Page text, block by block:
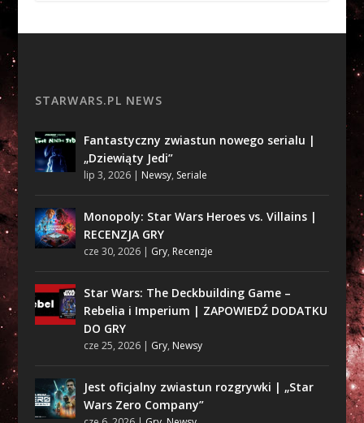
STARWARS.PL NEWS
Fantastyczny zwiastun nowego serialu |
„Dziewiąty Jedi”
lip 3, 2026| Newsy, Seriale
Monopoly: Star Wars Heroes vs. Villains |
RECENZJA GRY
cze 30, 2026| Gry, Recenzje
Star Wars: The Deckbuilding Game –
Rebelia i Imperium | ZAPOWIEDŹ DODATKU
DO GRY
cze 25, 2026| Gry, Newsy
Jest oficjalny zwiastun rozgrywki | „Star
Wars Zero Company”